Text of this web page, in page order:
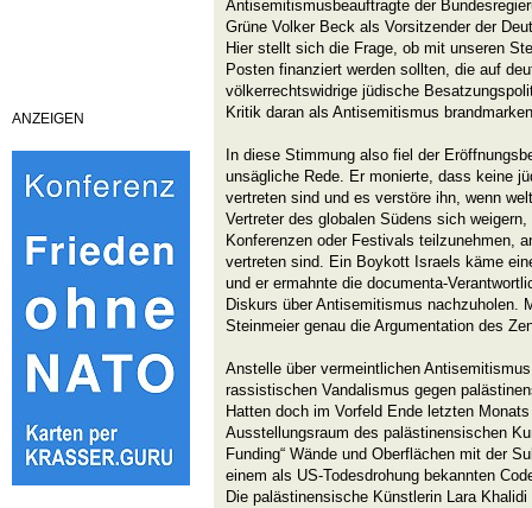
ANZEIGEN
Antisemitismusbeauftragte der
Grüne Volker Beck als Vorsitzender der
Hier stellt sich die Frage, ob mit unseren
Posten finanziert werden sollten, die auf
völkerrechtswidrige jüdische
Kritik daran als Antisemitismus
In diese Stimmung also fiel der
unsägliche Rede. Er monierte, dass keine
vertreten sind und es verstöre ihn, wenn
Vertreter des globalen Südens sich
Konferenzen oder Festivals teilzunehmen,
vertreten sind. Ein Boykott Israels käme
und er ermahnte die documenta-
Diskurs über Antisemitismus nachzuholen.
Steinmeier genau die Argumentation des
Anstelle über vermeintlichen
rassistischen Vandalismus gegen
Hatten doch im Vorfeld Ende letzten
Ausstellungsraum des palästinensischen
Funding“ Wände und Oberflächen mit der
einem als US-Todesdrohung bekannten
Die palästinensische Künstlerin Lara